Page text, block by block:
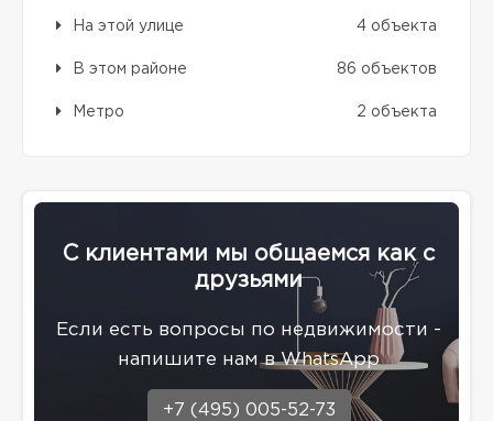
На этой улице 4 объекта
В этом районе 86 объектов
Метро 2 объекта
С клиентами мы общаемся как с
друзьями
Eсли есть вопросы по недвижимости -
напишите нам в WhatsApp
+7 (495) 005-52-73